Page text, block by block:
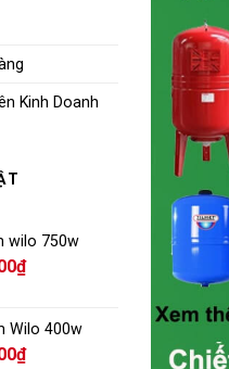
Kinh Doanh
wilo 750w
₫
Wilo 400w
₫